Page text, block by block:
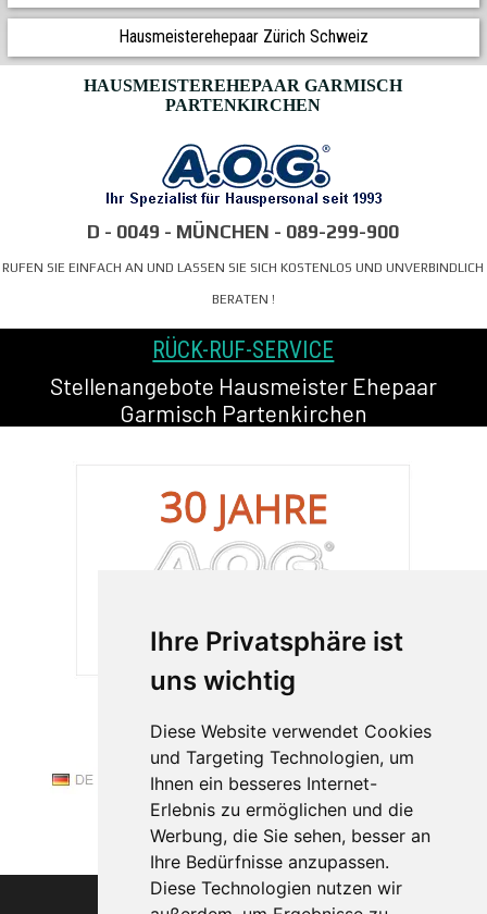
Ihre Privatsphäre ist
uns wichtig
Diese Website verwendet Cookies
und Targeting Technologien, um
Ihnen ein besseres Internet-
Erlebnis zu ermöglichen und die
Werbung, die Sie sehen, besser an
Ihre Bedürfnisse anzupassen.
Diese Technologien nutzen wir
Hausmeisterehepaar Zürich Schweiz
HAUSMEISTEREHEPAAR GARMISCH
PARTENKIRCHEN
D - 0049 - MÜNCHEN - 089-299-900
RUFEN SIE EINFACH AN UND LASSEN SIE SICH KOSTENLOS UNDUNVERBINDLICH
BERATEN !
RÜCK-RUF-SERVICE
Stellenangebote Hausmeister Ehepaar
Garmisch Partenkirchen